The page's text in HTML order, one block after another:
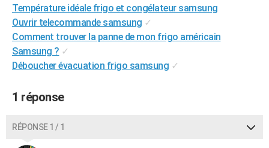
Alimentation
Guide de la santé
Maladies
Médicaments
Sommeil
VOYAGE
Destinations
City break
Voyage nature
Voyage de noces
Forum
Climat
+PHOTO
GUIDES D'ACHAT
Carte de Noël
Carte Bonne année
Carte Saint-Valentin
Carte Pâques
Carte d'anniversaire
Température idéale frigo et congélateur samsung
Ouvrir telecommande samsung ✓
Comment trouver la panne de mon frigo américain
Samsung ? ✓
Déboucher évacuation frigo samsung ✓
1 réponse
RÉPONSE 1 / 1